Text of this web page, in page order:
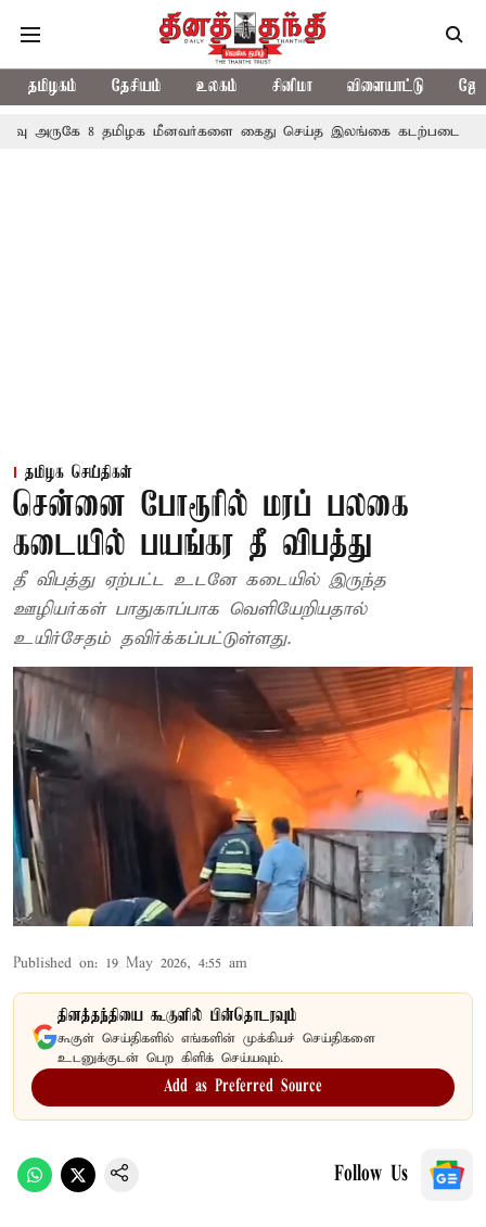
தமிழகம் தேசியம் உலகம் சினிமா விளையாட்டு
8 தமிழக மீனவர்களை கைது செய்த இலங்கை கடற்படை
தமிழக செய்திகள்
சென்னை போரூரில் மரப் பலகை
கடையில் பயங்கர தீ விபத்து
தீ விபத்து ஏற்பட்ட உடனே கடையில் இருந்த
ஊழியர்கள் பாதுகாப்பாக வெளியேறியதால்
உயிர்சேதம் தவிர்க்கப்பட்டுள்ளது.
Published on: 19 May 2026, 4:55 am
தினத்தந்தியை கூகுளில் பின்தொடரவும்
கூகுள் செய்திகளில் எங்களின் முக்கியச் செய்திகளை
உடனுக்குடன் பெற கிளிக் செய்யவும்.
Add as Preferred Source
Follow Us